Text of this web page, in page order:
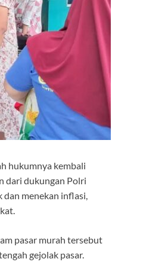
hukumnya kembali
dari dukungan Polri
menekan inflasi,
pasar murah tersebut
gejolak pasar.